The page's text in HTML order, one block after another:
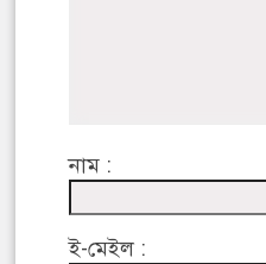
নাম :
ই-মেইল :